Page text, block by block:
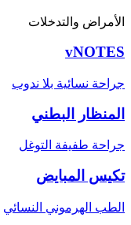
الأمراض والتدخلات
vNOTES
جراحة نسائية بلا ندوب
المنظار البطني
جراحة طفيفة التوغل
تكيس المبايض
الطب الهرموني النسائي